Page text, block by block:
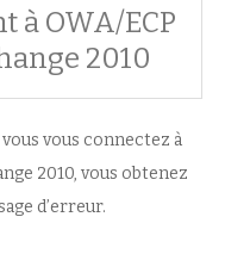
à OWA/ECP
2010
vous connectez à
2010, vous obtenez
d’erreur.